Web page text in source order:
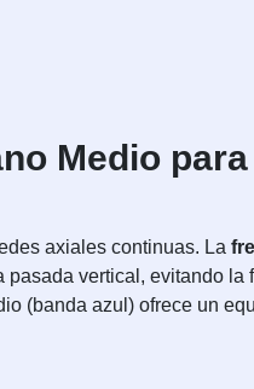
Medio para
axiales continuas. La
vertical, evitando la
(banda azul) ofrece un